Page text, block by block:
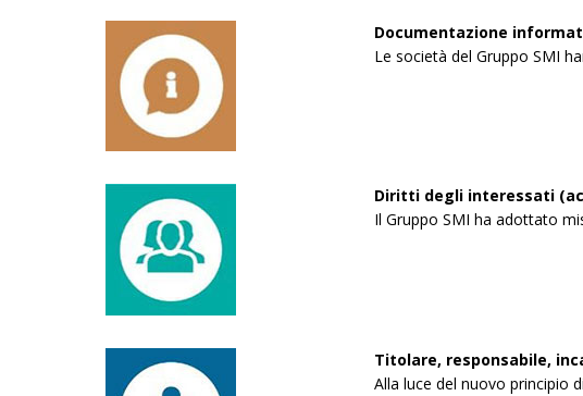
Documentazione
Le società del Gruppo SMI
Diritti degli interessati
Il Gruppo SMI ha adottato
Titolare, responsabile,
Alla luce del nuovo principio